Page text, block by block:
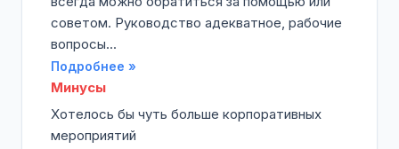
советом. Руководство адекватное, рабочие
вопросы...
Подробнее »
Минусы
Хотелось бы чуть больше корпоративных
мероприятий